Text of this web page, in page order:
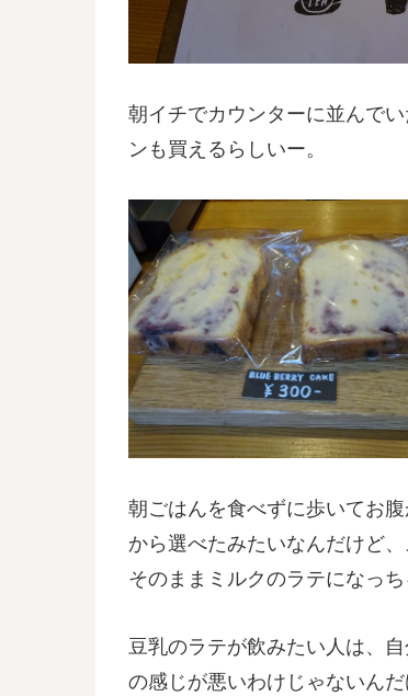
朝イチでカウンターに並んで
ンも買えるらしいー。
朝ごはんを食べずに歩いてお
から選べたみたいなんだけど
そのままミルクのラテになっち
豆乳のラテが飲みたい人は、
の感じが悪いわけじゃないん